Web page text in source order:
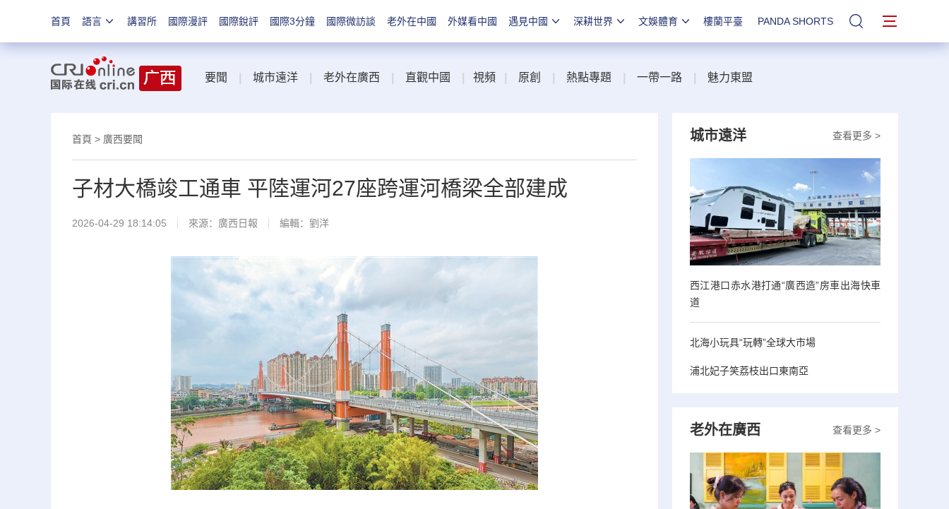
首頁 語言 講習所 國際漫評 國際銳評 國際3分鐘 國際微訪談 老外在中國 外媒看中國 遇見中國 深耕世界 文娛體育 樓蘭平臺 PANDA SHORTS 站內搜索
要聞 城市遠洋 老外在廣西 直觀中國 視頻 原創 熱點專題 一帶一路 魅力東盟
首頁 > 廣西要聞
子材大橋竣工通車 平陸運河27座跨運河橋梁全部建成
2026-04-29 18:14:05 來源： 廣西日報 編輯：劉洋
查看更多 >
城市遠洋
西江港口赤水港打通“廣西造”房車出海快車
道
北海小玩具“玩轉”全球大市場
浦北妃子笑荔枝出口東南亞
查看更多 >
老外在廣西